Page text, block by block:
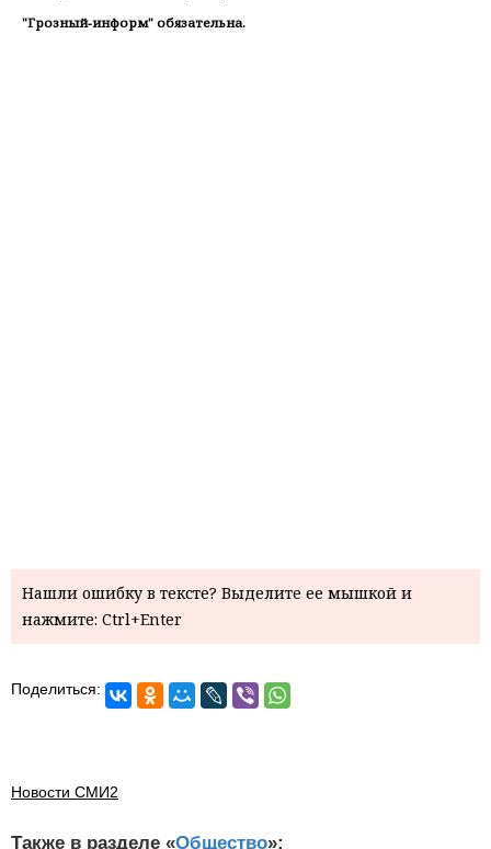
"Грозный-информ" обязательна.
Нашли ошибку в тексте? Выделите ее мышкой и
нажмите: Ctrl+Enter
Поделиться:
Новости СМИ2
Также в разделе «Общество»: